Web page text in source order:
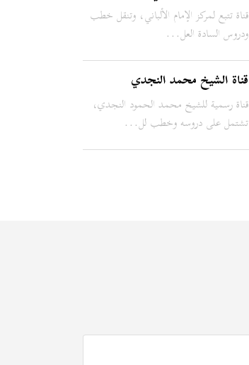
قناة تتبع لمركز الإمام الألباني، وتنقل خطب
ودروس السادة العل...
قناة الشيخ محمد النجدي
قناة رسمية للشيخ محمد الحمود النجدي،
تشتمل على دروسه وخطب لل...